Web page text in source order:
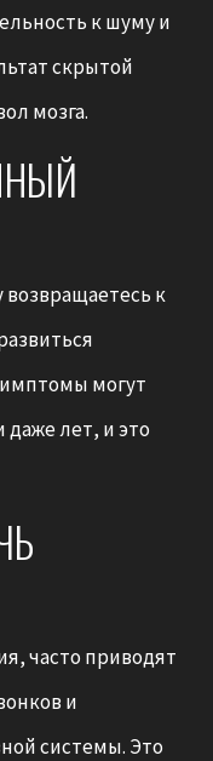
к шуму и
скрытой
мозга.
возвращаетесь к
могут
лет, и это
часто приводят
и
системы. Это